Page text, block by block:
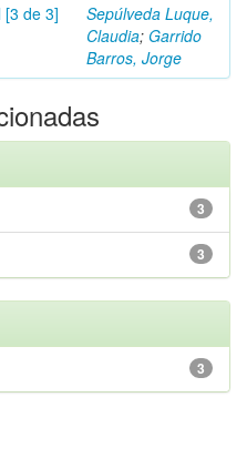
[3 de 3]
Sepúlveda Luque,
Claudia; Garrido
Barros, Jorge
3
3
3